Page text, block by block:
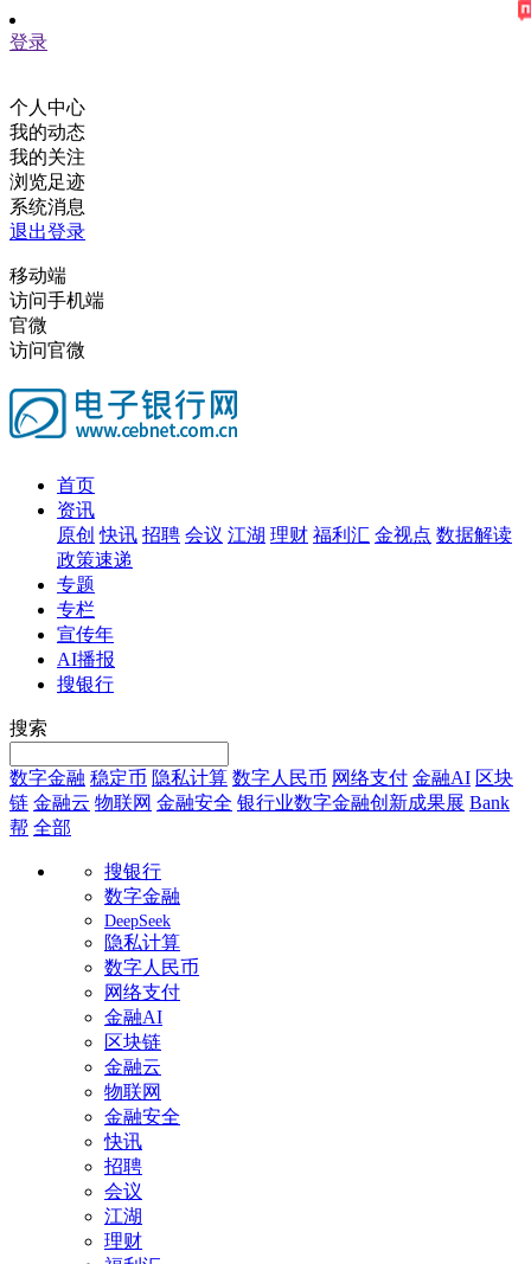
登录
个人中心
我的动态
我的关注
浏览足迹
系统消息
退出登录
移动端
访问手机端
官微
访问官微
首页
资讯
原创 快讯 招聘 会议 江湖 理财 福利汇 金视点 数据解读
政策速递
专题
专栏
宣传年
AI播报
搜银行
搜索
数字金融 稳定币 隐私计算 数字人民币 网络支付 金融AI 区块
链 金融云 物联网 金融安全 银行业数字金融创新成果展 Bank
帮 全部
搜银行
数字金融
DeepSeek
隐私计算
数字人民币
网络支付
金融AI
区块链
金融云
物联网
金融安全
快讯
招聘
会议
江湖
理财